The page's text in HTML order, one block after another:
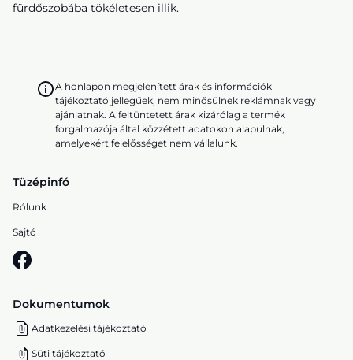
fürdőszobába tökéletesen illik.
A honlapon megjelenített árak és információk
tájékoztató jellegűek, nem minősülnek reklámnak vagy
ajánlatnak. A feltüntetett árak kizárólag a termék
forgalmazója által közzétett adatokon alapulnak,
amelyekért felelősséget nem vállalunk.
Tüzépinfó
Rólunk
Sajtó
Dokumentumok
Adatkezelési tájékoztató
Süti tájékoztató